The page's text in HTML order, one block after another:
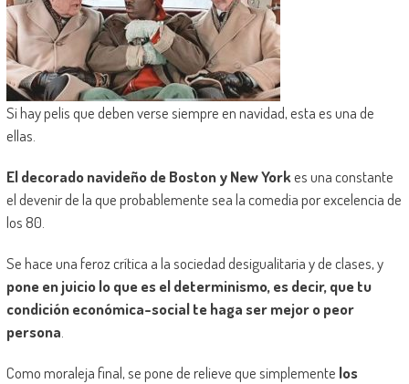
Si hay pelis que deben verse siempre en navidad, esta es una de
ellas.
El decorado navideño de Boston y New Yorkes una constante
el devenir de la que probablemente sea la comedia por excelencia de
los 80.
Se hace una feroz crítica a la sociedad desigualitariay de clases, y
pone en juicio lo que es el determinismo, es decir, que tu
condición económica-socialte hagaser mejor o peor
persona.
Como moraleja final, se pone de relieve que simplemente los